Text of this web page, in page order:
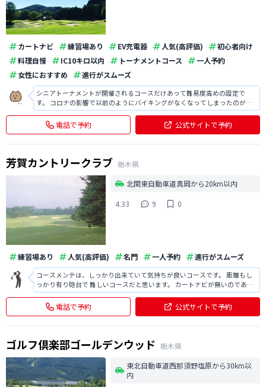
カートナビ 練習場あり EV充電器 人気(高評価)
初心者向け
料理自慢
IC10キロ以内 トーナメントコース
一人予約
女性におすすめ
進行がスムーズ
シニアトーナメントが開催されるコースだけあって難易度高めの設定で
す。 コロナの影響で以前のようにバイキングがなくなってしまったのが残
念ですが、お風呂後に牛乳が飲み放題になっているなどサービス満点！ プ
レー代は近隣と比べると少し高いですが、 サービスを考えると全然満足で
す！
電話で予約 公式サイトで予約
芳賀カントリークラブ 栃木県
北関東自動車道真岡から20km以内
4.33
9 0
練習場あり 人気(高評価) 名門 一人予約 進行がスムーズ
コースメンテは、しっかり出来ていて気持ちが良いコースです。 距離もし
っかり有り砲台で 難しいコースだと思います。 カートナビが無いのである
と助かります。
電話で予約 公式サイトで予約
ゴルフ倶楽部ゴールデンウッド 栃木県
東北自動車道西那須野塩原から30km以
内